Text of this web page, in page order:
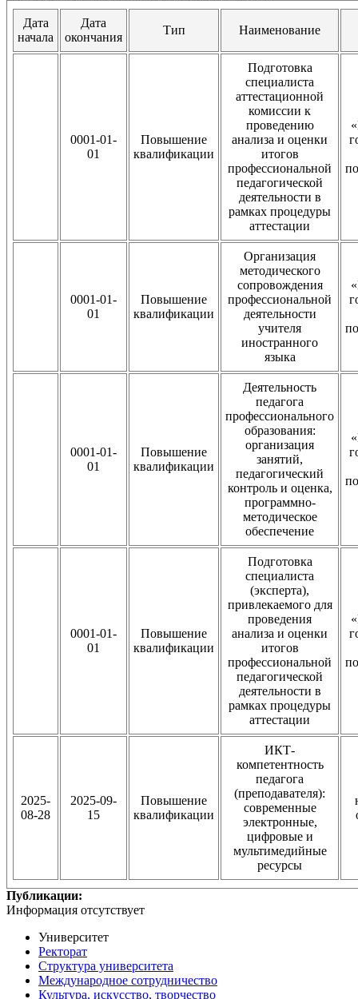
Дата
начала
Дата
окончания
Тип Наименование
0001-01-
01
Повышение
квалификации
Подготовка
специалиста
аттестационной
комиссии к
проведению
анализа и оценки
итогов
профессиональной
педагогической
деятельности в
рамках процедуры
аттестации
0001-01-
01
Повышение
квалификации
Организация
методического
сопровождения
профессиональной
деятельности
учителя
иностранного
языка
0001-01-
01
Повышение
квалификации
Деятельность
педагога
профессионального
образования:
организация
занятий,
педагогический
контроль и оценка,
программно-
методическое
обеспечение
0001-01-
01
Повышение
квалификации
Подготовка
специалиста
(эксперта),
привлекаемого для
проведения
анализа и оценки
итогов
профессиональной
педагогической
деятельности в
рамках процедуры
аттестации
2025-
08-28
2025-09-
15
Повышение
квалификации
ИКТ-
компетентность
педагога
(преподавателя):
современные
электронные,
цифровые и
мультимедийные
ресурсы
Публикации:
Информация отсутствует
Университет
Ректорат
Структура университета
Международное сотрудничество
Культура, искусство, творчество